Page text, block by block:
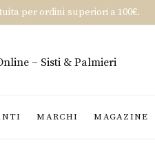
per ordini superiori a 100€.
MARCHI MAGAZINE